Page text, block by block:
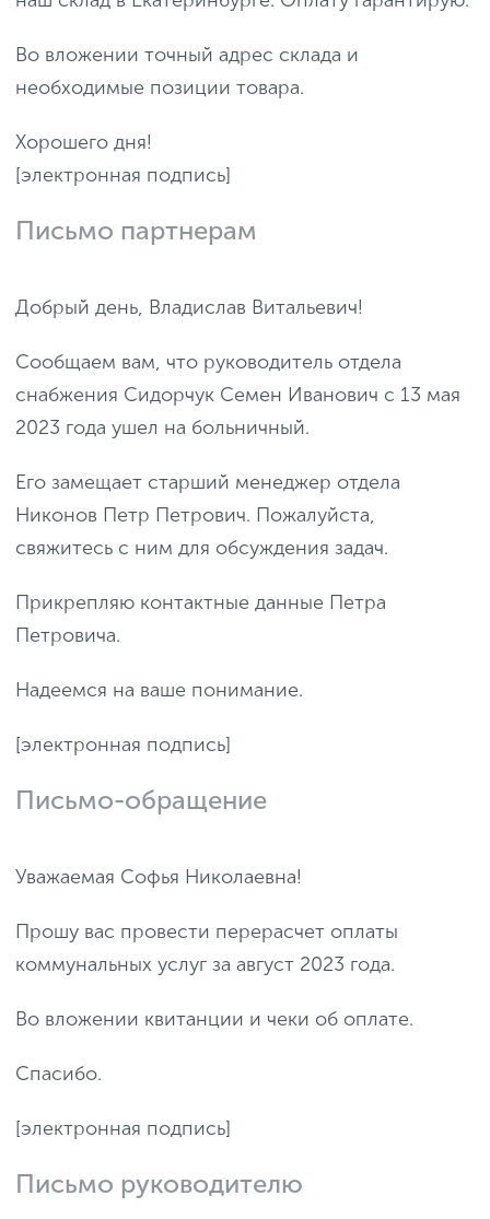
Во вложении точный адрес склада и
необходимые позиции товара.
Хорошего дня!
[электронная подпись]
Письмо партнерам
Добрый день, Владислав Витальевич!
Сообщаем вам, что руководитель отдела
снабжения Сидорчук Семен Иванович с 13 мая
2023 года ушел на больничный.
Его замещает старший менеджер отдела
Никонов Петр Петрович. Пожалуйста,
свяжитесь с ним для обсуждения задач.
Прикрепляю контактные данные Петра
Петровича.
Надеемся на ваше понимание.
[электронная подпись]
Письмо-обращение
Уважаемая Софья Николаевна!
Прошу вас провести перерасчет оплаты
коммунальных услуг за август 2023 года.
Во вложении квитанции и чеки об оплате.
Спасибо.
[электронная подпись]
Письмо руководителю